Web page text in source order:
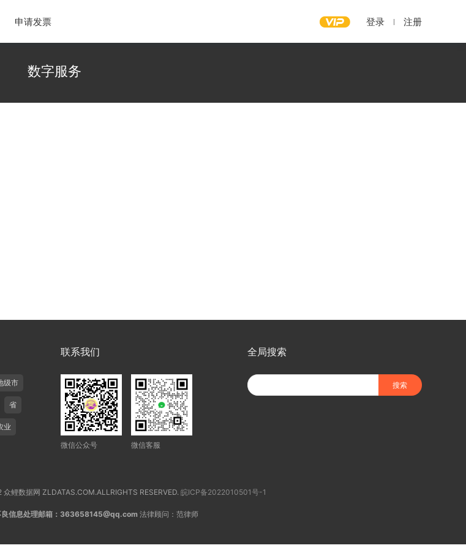
申请发票 登录 注册
数字服务
级市
省
业
联系我们
微信公众号 微信客服
全局搜索
鲤数据网 ZLDATAS.COM.ALLRIGHTS RESERVED. 皖ICP备2022010501号-1
良信息处理邮箱：363658145@qq.com法律顾问：范律师